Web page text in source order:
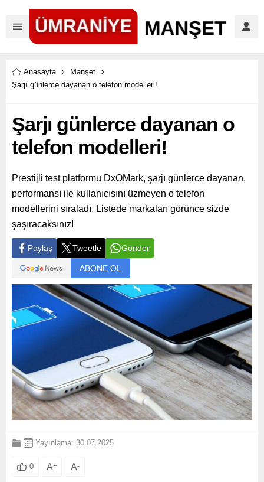
Anasayfa
Manşet
Şarjı günlerce dayanan o telefon modelleri!
Şarjı günlerce dayanan o
telefon modelleri!
Prestijli test platformu DxOMark, şarjı günlerce dayanan,
performansı ile kullanıcısını üzmeyen o telefon
modellerini sıraladı. Listede markaları görünce sizde
şaşıracaksınız!
Paylaş Tweetle Gönder
ABONE OL
Yayınlama: 30.07.2025
0 A+ A-